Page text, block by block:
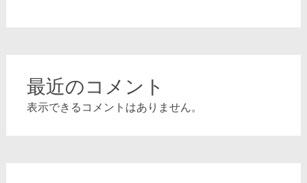
最近のコメント
表示できるコメントはありません。